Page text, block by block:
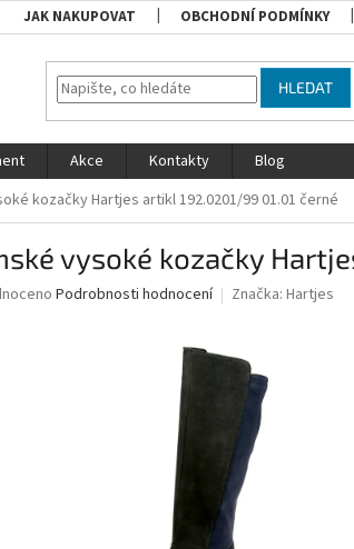
JAK NAKUPOVAT OBCHODNÍ PODMÍNKY
HLEDAT
Akce Kontakty
Blog
kozačky Hartjes artikl 192.0201/99 01.01 černé
vysoké kozačky
Podrobnosti hodnocení Značka: Hartjes